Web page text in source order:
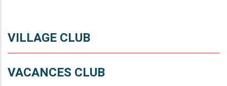
VILLAGE CLUB
VACANCES CLUB